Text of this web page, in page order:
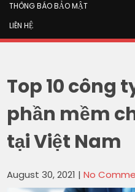
THÔNG BÁO BẢO MẬT
LIÊN HỆ
Top 10 công
phần mềm
tại Việt Nam
August 30, 2021 |No